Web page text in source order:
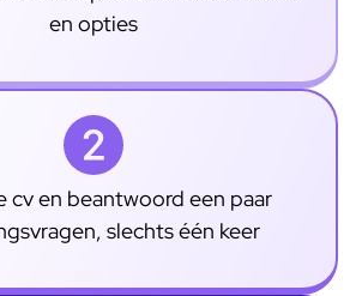
en opties
cv en beantwoord een paar
slechts één keer